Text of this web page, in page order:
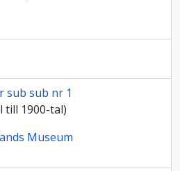
sub sub nr 1
till 1900-tal)
Museum